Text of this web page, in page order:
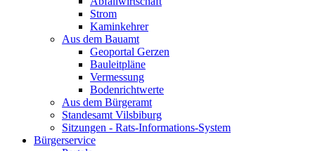
Strom
Kaminkehrer
Aus dem Bauamt
Geoportal Gerzen
Bauleitpläne
Vermessung
Bodenrichtwerte
Aus dem Bürgeramt
Standesamt Vilsbiburg
Sitzungen - Rats-Informations-System
Bürgerservice